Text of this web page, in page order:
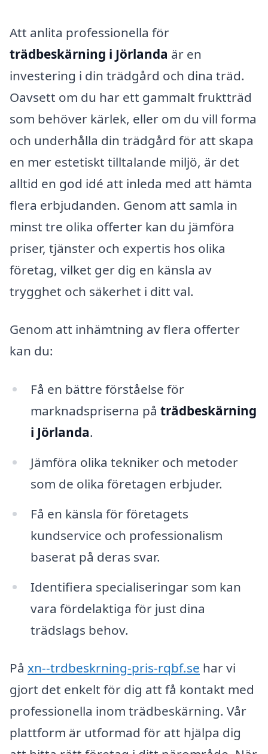
Att anlita professionella för
trädbeskärning i Jörlanda är en
investering i din trädgård och dina träd.
Oavsett om du har ett gammalt fruktträd
som behöver kärlek, eller om du vill forma
och underhålla din trädgård för att skapa
en mer estetiskt tilltalande miljö, är det
alltid en god idé att inleda med att hämta
flera erbjudanden. Genom att samla in
minst tre olika offerter kan du jämföra
priser, tjänster och expertis hos olika
företag, vilket ger dig en känsla av
trygghet och säkerhet i ditt val.
Genom att inhämtning av flera offerter
kan du:
Få en bättre förståelse för
marknadspriserna på trädbeskärning
i Jörlanda.
Jämföra olika tekniker och metoder
som de olika företagen erbjuder.
Få en känsla för företagets
kundservice och professionalism
baserat på deras svar.
Identifiera specialiseringar som kan
vara fördelaktiga för just dina
trädslags behov.
På xn--trdbeskrning-pris-rqbf.se har vi
gjort det enkelt för dig att få kontakt med
professionella inom trädbeskärning. Vår
plattform är utformad för att hjälpa dig